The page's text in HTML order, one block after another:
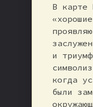
В карте
и
когда
были